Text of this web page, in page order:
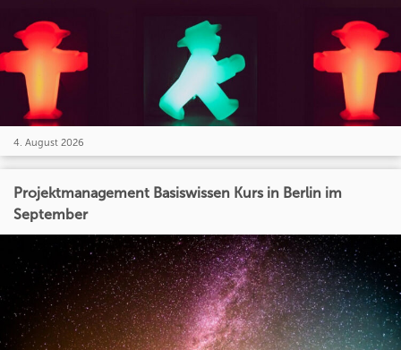
4. August 2026
Projektmanagement Basiswissen Kurs in Berlin im
September